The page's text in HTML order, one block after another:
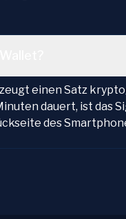
einen Satz
dauert, ist das
des